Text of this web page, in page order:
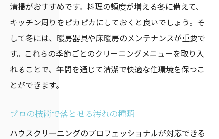
清掃がおすすめです。料理の頻度が増える冬に備えて、
キッチン周りをピカピカにしておくと良いでしょう。そ
して冬には、暖房器具や床暖房のメンテナンスが重要で
す。これらの季節ごとのクリーニングメニューを取り入
れることで、年間を通じて清潔で快適な住環境を保つこ
とができます。
プロの技術で落とせる汚れの種類
ハウスクリーニングのプロフェッショナルが対応できる